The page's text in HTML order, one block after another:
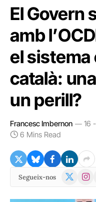
El Govern
amb
el sistema
català:
un perill?
Francesc Imbernon
16
6 Mins Read
Segueix-nos
X